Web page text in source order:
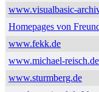
www.visualbasic-
Homepages von
www.fekk.de
www.michael-reisch.de
www.sturmberg.de